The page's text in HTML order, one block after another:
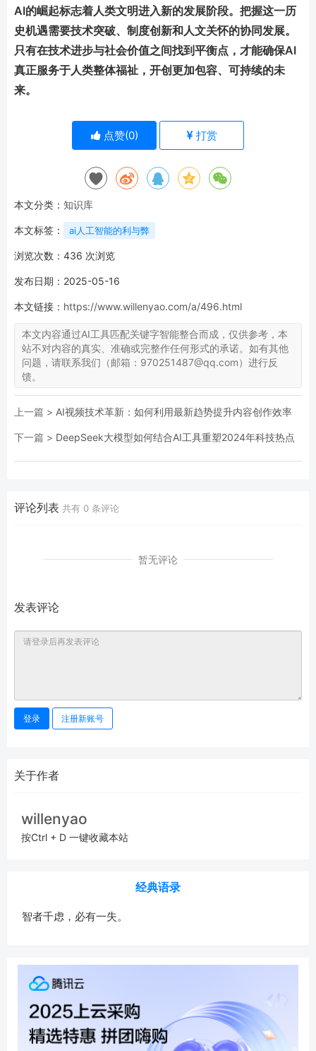
AI的崛起标志着人类文明进入新的发展阶段。把握这一历
史机遇需要技术突破、制度创新和人文关怀的协同发展。
只有在技术进步与社会价值之间找到平衡点，才能确保AI
真正服务于人类整体福祉，开创更加包容、可持续的未
来。
点赞(0) 打赏
本文分类： 知识库
本文标签： ai人工智能的利与弊
浏览次数： 436 次浏览
发布日期：2025-05-16
本文链接： https://www.willenyao.com/a/496.html
本文内容通过AI工具匹配关键字智能整合而成，仅供参考，本
站不对内容的真实、准确或完整作任何形式的承诺。如有其他
问题，请联系我们（邮箱：970251487@qq.com）进行反
馈。
上一篇 > AI视频技术革新：如何利用最新趋势提升内容创作效率
下一篇 > DeepSeek大模型如何结合AI工具重塑2024年科技热点
评论列表 共有 0 条评论
暂无评论
发表评论
登录 注册新账号
关于作者
willenyao
按Ctrl + D 一键收藏本站
经典语录
智者千虑，必有一失。